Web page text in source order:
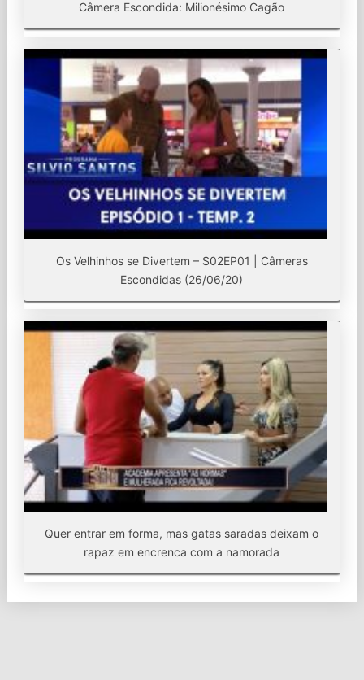
Câmera Escondida: Milionésimo Cagão
Os Velhinhos se Divertem – S02EP01 | Câmeras
Escondidas (26/06/20)
Quer entrar em forma, mas gatas saradas deixam o
rapaz em encrenca com a namorada